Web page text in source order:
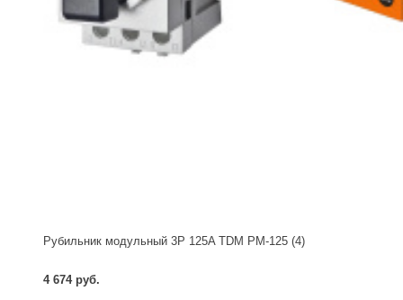
Рубильник модульный 3P 125A TDM РМ-125 (4)
4 674 руб.